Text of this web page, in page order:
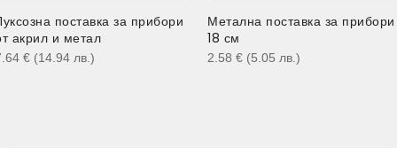
поставка за прибори
акрил и метал
€ (14.94 лв. )
Метална поставка за прибори
18 см
2.58 € (5.05 лв. )